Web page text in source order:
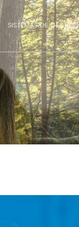
SISTEMAS DE GESTIÓN